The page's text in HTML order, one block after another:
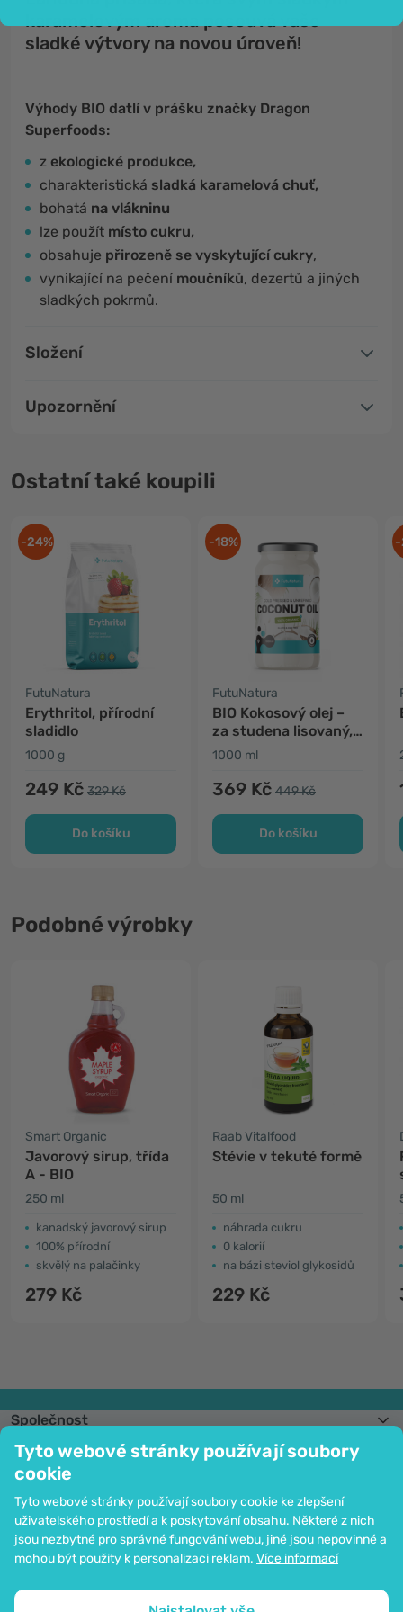
Tyto webové stránky používají soubory
cookie
Tyto webové stránky používají soubory cookie ke zlepšení
uživatelského prostředí a k poskytování obsahu. Některé z nich
jsou nezbytné pro správné fungování webu, jiné jsou nepovinné a
mohou být použity k personalizaci reklam. Více informací
karamelovým aroma posouvá vaše
sladké výtvory na novou úroveň!
Výhody BIO datlí v prášku značky Dragon
Superfoods:
z ekologické produkce,
charakteristická sladká karamelová chuť,
bohatá na vlákninu
lze použít místo cukru,
obsahuje přirozeně se vyskytující cukry,
vynikající na pečení moučníků, dezertů a jiných
sladkých pokrmů.
Složení
Upozornění
Ostatní také koupili
-24%
FutuNatura
Erythritol, přírodní
sladidlo
1000 g
249 Kč 329 Kč
Do košíku
-18%
FutuNatura
BIO Kokosový olej –
za studena lisovaný,
nerafinovaný
1000 ml
369 Kč 449 Kč
Do košíku
-
Podobné výrobky
Smart Organic
Javorový sirup, třída
A - BIO
250 ml
kanadský javorový sirup
100% přírodní
skvělý na palačinky
279 Kč
Raab Vitalfood
Stévie v tekuté formě
50 ml
náhrada cukru
0 kalorií
na bázi steviol glykosidů
229 Kč
Společnost
Informace
Připojte se k nám
Pomoc a objednávky
Možnost platby kartou. Ochrana osobních údajů zaručena pomocí šifrování
SSL.
Mapa stránek